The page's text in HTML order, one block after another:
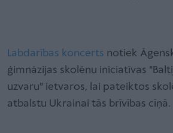
Labdarības koncerts notiek
ģimnāzijas skolēnu iniciatīvas
uzvaru" ietvaros, lai pateiktos
atbalstu Ukrainai tās brīvības cīņā.